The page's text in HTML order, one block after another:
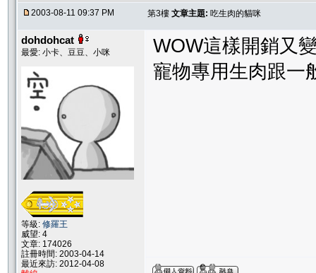
2003-08-11 09:37 PM 第3樓 文章主題: 吃生肉的貓咪
dohdohcat
最愛: 小卡、豆豆、小咪
等級: 修羅王
威望: 4
文章: 174026
註冊時間: 2003-04-14
最近來訪: 2012-04-08
WOW這樣開銷又
寵物專用生肉跟一